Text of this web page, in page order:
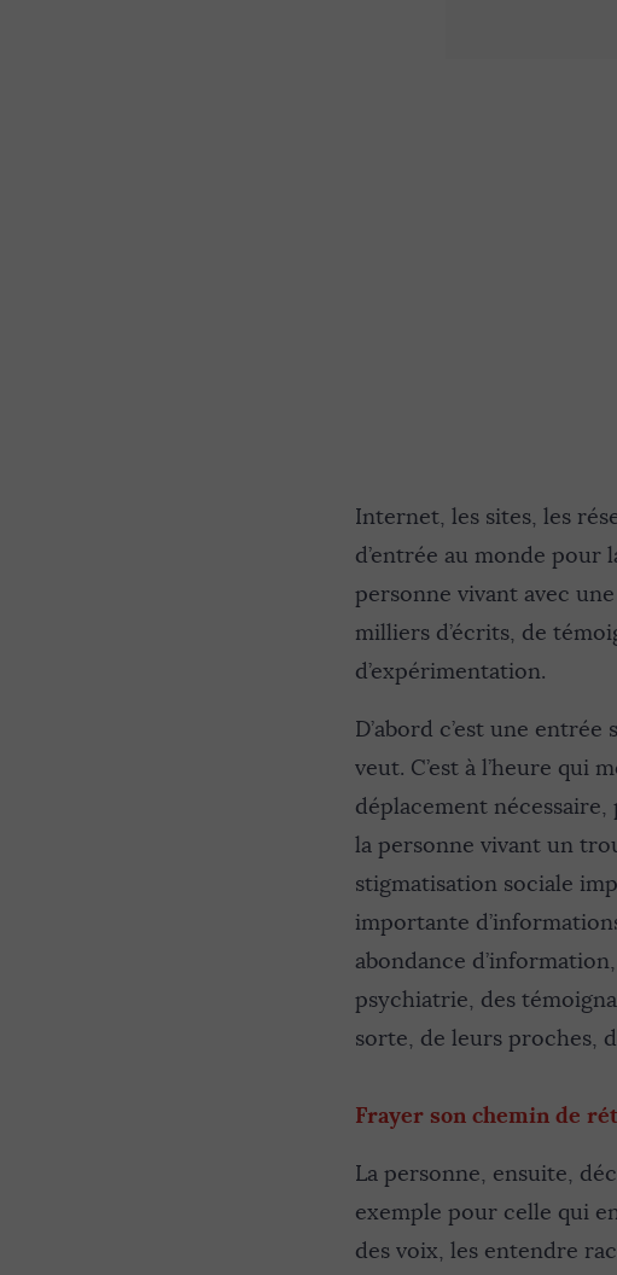
Internet, les sites, les
d’entrée au monde
personne vivant avec
milliers d’écrits, de
d’expérimentation.
D’abord c’est une
veut. C’est à l’heure qui
déplacement
la personne vivant un
stigmatisation sociale
importante
abondance
psychiatrie, des
sorte, de leurs proches,
Frayer son chemin de
La personne, ensuite,
exemple pour celle qui
des voix, les entendre